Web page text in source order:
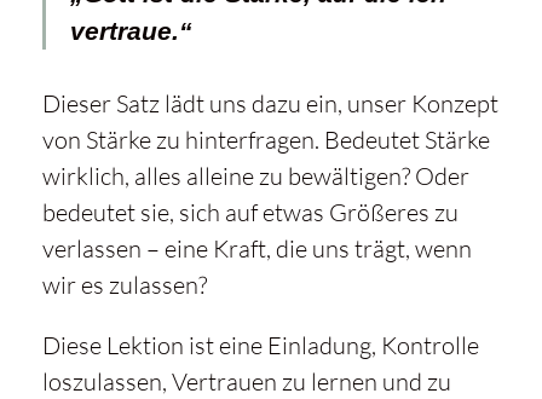
vertraue.“
Dieser Satz lädt uns dazu ein, unser Konzept
von Stärke zu hinterfragen. Bedeutet Stärke
wirklich, alles alleine zu bewältigen? Oder
bedeutet sie, sich auf etwas Größeres zu
verlassen – eine Kraft, die uns trägt, wenn
wir es zulassen?
Diese Lektion ist eine Einladung, Kontrolle
loszulassen, Vertrauen zu lernen und zu